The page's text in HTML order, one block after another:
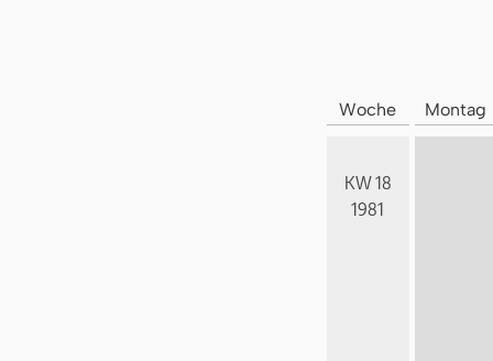
Woche Montag
KW 18
1981